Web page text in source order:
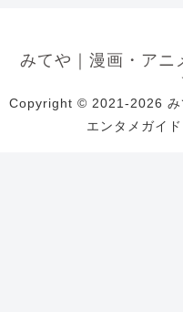
みてや｜漫画・アニ
Copyright © 2021-2026 み
エンタメガイ